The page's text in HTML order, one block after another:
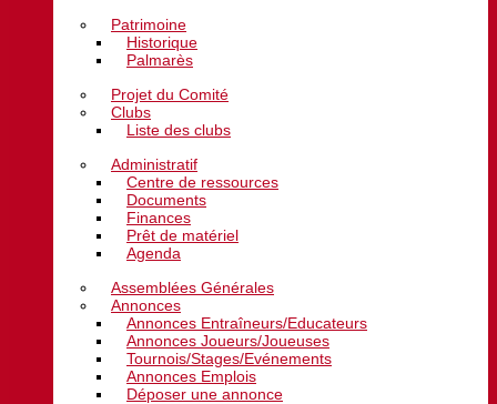
Patrimoine
Historique
Palmarès
Projet du Comité
Clubs
Liste des clubs
Administratif
Centre de ressources
Documents
Finances
Prêt de matériel
Agenda
Assemblées Générales
Annonces
Annonces Entraîneurs/Educateurs
Annonces Joueurs/Joueuses
Tournois/Stages/Evénements
Annonces Emplois
Déposer une annonce